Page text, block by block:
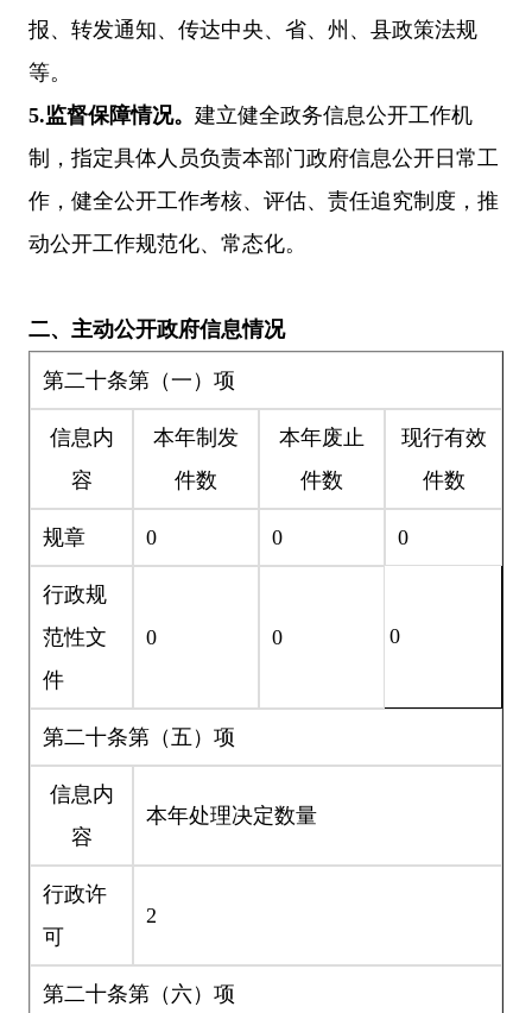
报、转发通知、传达中央、省、州、县政策法规
等。
5.监督保障情况。 建立健全政务信息公开工作机
制，指定具体人员负责本部门政府信息公开日常工
作，健全公开工作考核、评估、责任追究制度，推
动公开工作规范化、常态化。
二、主动公开政府信息情况
第二十条第（一）项
信息内
容
本年制发
件数
本年废止
件数
现行有效
件数
规章 0 0 0
行政规
范性文
件
0 0 0
第二十条第（五）项
信息内
容
本年处理决定数量
行政许
可
2
第二十条第（六）项